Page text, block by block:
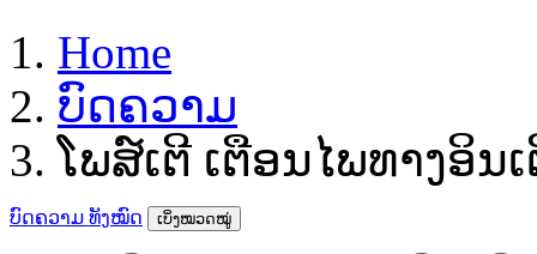
Home
ບົດຄວາມ
ໂພສ໌ເຕີ ເຕືອນໄພທາງອິນ
ບົດຄວາມ ທັງໝົດ ເບິ່ງໝວດໝູ່